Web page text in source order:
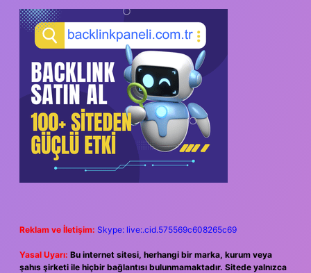
Reklam ve İletişim: Skype: live:.cid.575569c608265c69
Yasal Uyarı: Bu internet sitesi, herhangi bir marka, kurum veya
şahıs şirketi ile hiçbir bağlantısı bulunmamaktadır. Sitede yalnızca